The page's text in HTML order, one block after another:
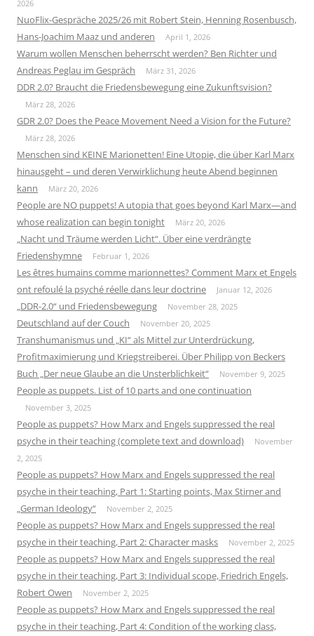
2026
NuoFlix-Gespräche 2025/26 mit Robert Stein, Henning Rosenbusch,
Hans-Joachim Maaz und anderen
April 1, 2026
Warum wollen Menschen beherrscht werden? Ben Richter und
Andreas Peglau im Gespräch
März 31, 2026
DDR 2.0? Braucht die Friedensbewegung eine Zukunftsvision?
März 28, 2026
GDR 2.0? Does the Peace Movement Need a Vision for the Future?
März 28, 2026
Menschen sind KEINE Marionetten! Eine Utopie, die über Karl Marx
hinausgeht – und deren Verwirklichung heute Abend beginnen
kann
März 20, 2026
People are NO puppets! A utopia that goes beyond Karl Marx—and
whose realization can begin tonight
März 20, 2026
„Nacht und Träume werden Licht“. Über eine verdrängte
Friedenshymne
Februar 1, 2026
Les êtres humains comme marionnettes? Comment Marx et Engels
ont refoulé la psyché réelle dans leur doctrine
Januar 12, 2026
„DDR-2.0“ und Friedensbewegung November 28, 2025
Deutschland auf der Couch November 20, 2025
Transhumanismus und „KI“ als Mittel zur Unterdrückung,
Profitmaximierung und Kriegstreiberei. Über Philipp von Beckers
Buch „Der neue Glaube an die Unsterblichkeit“
November 9, 2025
People as puppets. List of 10 parts and one continuation
November 3, 2025
People as puppets? How Marx and Engels suppressed the real
psyche in their teaching (complete text and download)
November
2, 2025
People as puppets? How Marx and Engels suppressed the real
psyche in their teaching, Part 1: Starting points, Max Stirner and
„German Ideology“
November 2, 2025
People as puppets? How Marx and Engels suppressed the real
psyche in their teaching, Part 2: Character masks
November 2, 2025
People as puppets? How Marx and Engels suppressed the real
psyche in their teaching, Part 3: Individual scope, Friedrich Engels,
Robert Owen
November 2, 2025
People as puppets? How Marx and Engels suppressed the real
psyche in their teaching, Part 4: Condition of the working class,